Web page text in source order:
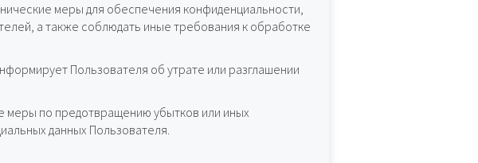
меры для обеспечения конфиденциальности,
а также соблюдать иные требования к обработке
Пользователя об утрате или разглашении
меры по предотвращению убытков или иных
данных Пользователя.